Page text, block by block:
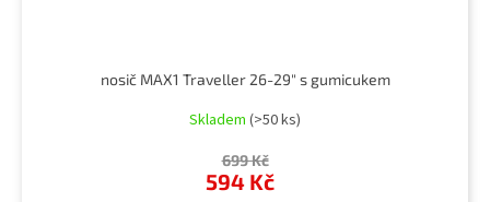
nosič MAX1 Traveller 26-29" s gumicukem
Skladem (>50 ks)
594 Kč
699 Kč